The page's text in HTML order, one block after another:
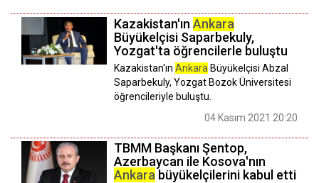
Kazakistan'ın Ankara
Büyükelçisi Saparbekuly,
Yozgat'ta öğrencilerle buluştu
Kazakistan'ın Ankara Büyükelçisi Abzal
Saparbekuly, Yozgat Bozok Üniversitesi
öğrencileriyle buluştu.
04 Kasım 2021 20:20
TBMM Başkanı Şentop,
Azerbaycan ile Kosova'nın
Ankara büyükelçilerini kabul etti